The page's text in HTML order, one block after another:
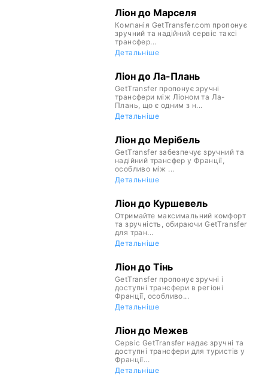
Ліон до Марселя
Компанія GetTransfer.com пропонує
зручний та надійний сервіс таксі
трансфер...
Детальніше
Ліон до Ла-Плань
GetTransfer пропонує зручні
трансфери між Ліоном та Ла-
Плань, що є одним з н...
Детальніше
Ліон до Мерібель
GetTransfer забезпечує зручний та
надійний трансфер у Франції,
особливо між ...
Детальніше
Ліон до Куршевель
Отримайте максимальний комфорт
та зручність, обираючи GetTransfer
для тран...
Детальніше
Ліон до Тінь
GetTransfer пропонує зручні і
доступні трансфери в регіоні
Франції, особливо...
Детальніше
Ліон до Межев
Сервіс GetTransfer надає зручні та
доступні трансфери для туристів у
Франції...
Детальніше